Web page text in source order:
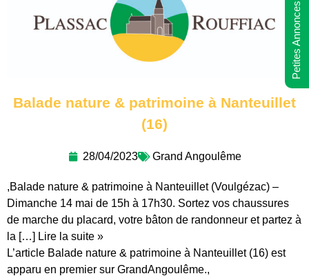
Balade nature & patrimoine à Nanteuillet
(16)
28/04/2023 Grand Angoulême
,Balade nature & patrimoine à Nanteuillet (Voulgézac) –
Dimanche 14 mai de 15h à 17h30. Sortez vos chaussures
de marche du placard, votre bâton de randonneur et partez à
la […] Lire la suite »
L’article Balade nature & patrimoine à Nanteuillet (16) est
apparu en premier sur GrandAngoulême.,
Petites Annonces